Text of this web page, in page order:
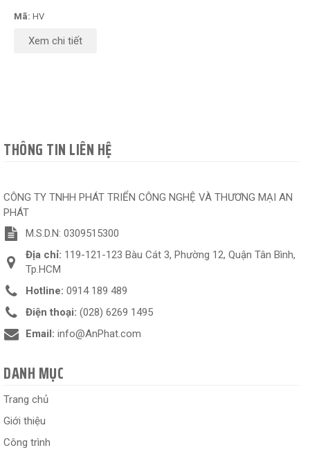
Mã: HV
Xem chi tiết
THÔNG TIN LIÊN HỆ
CÔNG TY TNHH PHÁT TRIỂN CÔNG NGHỆ VÀ THƯƠNG MẠI AN
PHÁT
M.S.D.N: 0309515300
Địa chỉ: 119-121-123 Bàu Cát 3, Phường 12, Quận Tân Bình,
Tp.HCM
Hotline: 0914 189 489
Điện thoại: (028) 6269 1495
Email: info@AnPhat.com
DANH MỤC
Trang chủ
Giới thiệu
Công trình